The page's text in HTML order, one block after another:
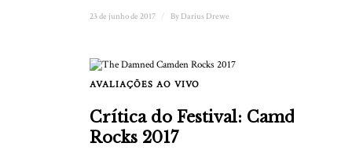
23 de junho de 2017 By Darius Drewe
AVALIAÇÕES AO VIVO
Crítica do Festival: Camden
Rocks 2017